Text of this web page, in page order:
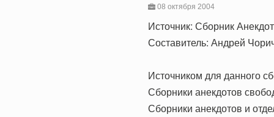
08 октября 2004
Источник: Сборник
Составитель: Андрей
Источником для данного
Сборники анекдотов
Сборники анекдотов и